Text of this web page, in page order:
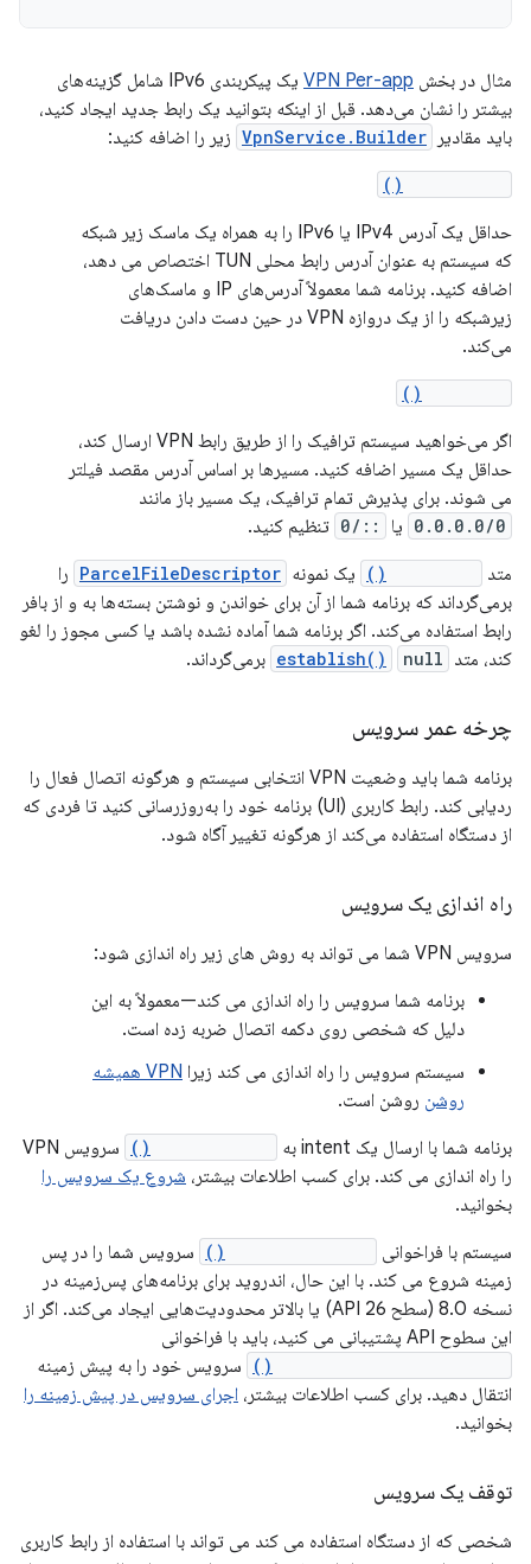
مثال در بخش VPN Per-app
یک پیکربندی IPv6 شامل گزینه‌های
بیشتر را نشان می‌دهد. قبل از اینکه بتوانید یک رابط جدید ایجاد کنید،
باید مقادیر
VpnService.Builder زیر را اضافه کنید:
حداقل یک آدرس IPv4 یا IPv6 را به همراه یک ماسک زیر شبکه
که سیستم به عنوان آدرس رابط محلی TUN اختصاص می دهد،
اضافه کنید. برنامه شما معمولاً آدرس‌های IP و ماسک‌های
زیرشبکه را از یک دروازه VPN در حین دست دادن دریافت
می‌کند.
اگر می‌خواهید سیستم ترافیک را از طریق رابط VPN ارسال کند،
حداقل یک مسیر اضافه کنید. مسیرها بر اساس آدرس مقصد فیلتر
می شوند. برای پذیرش تمام ترافیک، یک مسیر باز مانند
0.0.0.0/0 یا ::/0
تنظیم کنید.
متد
یک نمونه ParcelFileDescriptor را
برمی‌گرداند که برنامه شما از آن برای خواندن و نوشتن بسته‌ها به و از بافر
رابط استفاده می‌کند. اگر برنامه شما آماده نشده باشد یا کسی مجوز را لغو
کند، متد
establish() null برمی‌گرداند.
چرخه عمر سرویس
برنامه شما باید وضعیت VPN انتخابی سیستم و هرگونه اتصال فعال را
ردیابی کند. رابط کاربری (UI) برنامه خود را به‌روزرسانی کنید تا فردی که
از دستگاه استفاده می‌کند از هرگونه تغییر آگاه شود.
راه اندازی یک سرویس
سرویس VPN شما می تواند به روش های زیر راه اندازی شود:
برنامه شما سرویس را راه اندازی می کند—معمولاً به این
دلیل که شخصی روی دکمه اتصال ضربه زده است.
سیستم سرویس را راه اندازی می کند زیرا
VPN همیشه
روشن روشن است.
برنامه شما با ارسال یک intent به
سرویس VPN
را راه اندازی می کند. برای کسب اطلاعات بیشتر، شروع یک سرویس را
بخوانید.
سیستم با فراخوانی
سرویس شما را در پس
زمینه شروع می کند. با این حال، اندروید برای برنامه‌های پس‌زمینه در
نسخه 8.0 (سطح API 26) یا بالاتر محدودیت‌هایی ایجاد می‌کند. اگر از
این سطوح API پشتیبانی می کنید، باید با فراخوانی
سرویس خود را به پیش زمینه
انتقال دهید. برای کسب اطلاعات بیشتر، اجرای سرویس در پیش زمینه را
بخوانید.
توقف یک سرویس
شخصی که از دستگاه استفاده می کند می تواند با استفاده از رابط کاربری